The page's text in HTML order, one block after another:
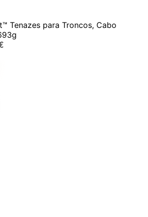
Tenazes para Troncos, Cabo